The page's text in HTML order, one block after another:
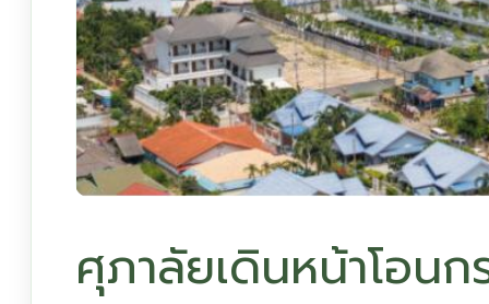
ศุภาลัยเดินหน้าโอน